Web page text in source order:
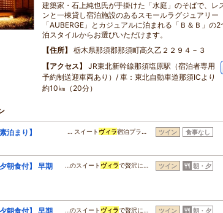
建築家・石上純也氏が手掛けた「水庭」のそばで、レ
ンと一棟貸し宿泊施設のあるスモールラグジュアリー
「AUBERGE」とカジュアルに泊まれる「Ｂ＆Ｂ」の2
泊スタイルからお選びいただけます。
住所
栃木県那須郡那須町高久乙２２９４－３
アクセス
JR東北新幹線那須塩原駅（宿泊者専用
予約制送迎車両あり）/ 車：東北自動車道那須ICより
約10㎞（20分）
泊まり】 … スイート ヴィラ宿泊プラ… ツイン 食事なし
朝食付】 早期
…のスイート ヴィラで贅沢に… ツイン 朝・夕
朝食付】 早期 …のスイート ヴィラで贅沢に… ツイン 朝・夕